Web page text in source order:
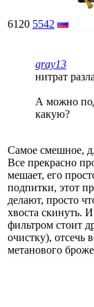
6120 5542
gray13
нитрат
А можно
какую?
Самое смешное,
Все прекрасно
мешает, его
подпитки, этот
делают, просто
хвоста скинуть.
фильтром стоит
очистку), отсечь
метанового